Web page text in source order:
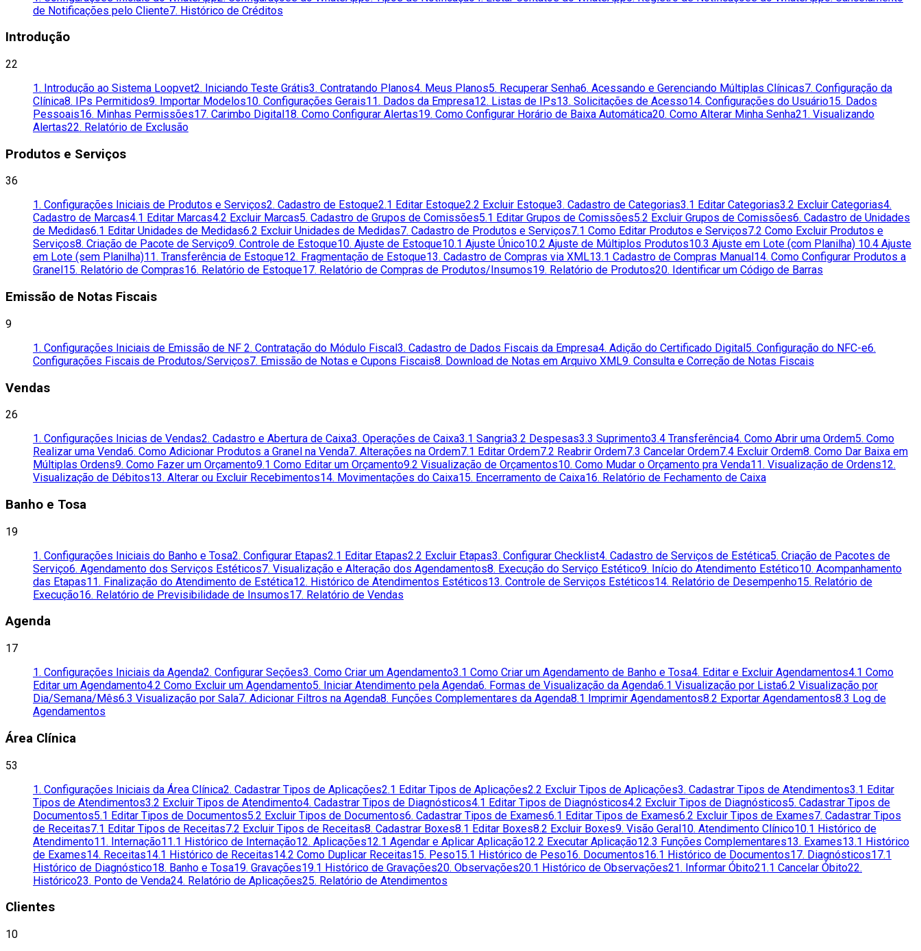
de Notificações pelo Cliente7. Histórico de Créditos
Introdução
22
1. Introdução ao Sistema Loopvet2. Iniciando Teste Grátis3. Contratando Planos4. Meus Planos5. Recuperar Senha6. Acessando e Gerenciando Múltiplas Clínicas7. Configuração da
Clínica8. IPs Permitidos9. Importar Modelos10. Configurações Gerais11. Dados da Empresa12. Listas de IPs13. Solicitações de Acesso14. Configurações do Usuário15. Dados
Pessoais16. Minhas Permissões17. Carimbo Digital18. Como Configurar Alertas19. Como Configurar Horário de Baixa Automática20. Como Alterar Minha Senha21. Visualizando
Alertas22. Relatório de Exclusão
Produtos e Serviços
36
1. Configurações Iniciais de Produtos e Serviços2. Cadastro de Estoque2.1 Editar Estoque2.2 Excluir Estoque3. Cadastro de Categorias3.1 Editar Categorias3.2 Excluir Categorias4.
Cadastro de Marcas4.1 Editar Marcas4.2 Excluir Marcas5. Cadastro de Grupos de Comissões5.1 Editar Grupos de Comissões5.2 Excluir Grupos de Comissões6. Cadastro de Unidades
de Medidas6.1 Editar Unidades de Medidas6.2 Excluir Unidades de Medidas7. Cadastro de Produtos e Serviços7.1 Como Editar Produtos e Serviços7.2 Como Excluir Produtos e
Serviços8. Criação de Pacote de Serviço9. Controle de Estoque10. Ajuste de Estoque10.1 Ajuste Único10.2 Ajuste de Múltiplos Produtos10.3 Ajuste em Lote (com Planilha) 10.4 Ajuste
em Lote (sem Planilha)11. Transferência de Estoque12. Fragmentação de Estoque13. Cadastro de Compras via XML13.1 Cadastro de Compras Manual 14. Como Configurar Produtos a
Granel 15. Relatório de Compras16. Relatório de Estoque17. Relatório de Compras de Produtos/Insumos19. Relatório de Produtos20. Identificar um Código de Barras
Emissão de Notas Fiscais
9
1. Configurações Iniciais de Emissão de NF 2. Contratação do Módulo Fiscal3. Cadastro de Dados Fiscais da Empresa4. Adição do Certificado Digital5. Configuração do NFC-e6.
Configurações Fiscais de Produtos/Serviços7. Emissão de Notas e Cupons Fiscais8. Download de Notas em Arquivo XML9. Consulta e Correção de Notas Fiscais
Vendas
26
1. Configurações Inicias de Vendas2. Cadastro e Abertura de Caixa3. Operações de Caixa3.1 Sangria3.2 Despesas3.3 Suprimento3.4 Transferência4. Como Abrir uma Ordem5. Como
Realizar uma Venda6. Como Adicionar Produtos a Granel na Venda7. Alterações na Ordem7.1 Editar Ordem7.2 Reabrir Ordem7.3 Cancelar Ordem7.4 Excluir Ordem8. Como Dar Baixa em
Múltiplas Ordens9. Como Fazer um Orçamento9.1 Como Editar um Orçamento9.2 Visualização de Orçamentos10. Como Mudar o Orçamento pra Venda11. Visualização de Ordens12.
Visualização de Débitos13. Alterar ou Excluir Recebimentos14. Movimentações do Caixa15. Encerramento de Caixa16. Relatório de Fechamento de Caixa
Banho e Tosa
19
1. Configurações Iniciais do Banho e Tosa2. Configurar Etapas2.1 Editar Etapas2.2 Excluir Etapas3. Configurar Checklist4. Cadastro de Serviços de Estética5. Criação de Pacotes de
Serviço6. Agendamento dos Serviços Estéticos7. Visualização e Alteração dos Agendamentos8. Execução do Serviço Estético9. Início do Atendimento Estético10. Acompanhamento
das Etapas11. Finalização do Atendimento de Estética12. Histórico de Atendimentos Estéticos13. Controle de Serviços Estéticos14. Relatório de Desempenho15. Relatório de
Execução16. Relatório de Previsibilidade de Insumos17. Relatório de Vendas
Agenda
17
1. Configurações Iniciais da Agenda2. Configurar Seções3. Como Criar um Agendamento3.1 Como Criar um Agendamento de Banho e Tosa4. Editar e Excluir Agendamentos4.1 Como
Editar um Agendamento4.2 Como Excluir um Agendamento5. Iniciar Atendimento pela Agenda6. Formas de Visualização da Agenda6.1 Visualização por Lista6.2 Visualização por
Dia/Semana/Mês6.3 Visualização por Sala7. Adicionar Filtros na Agenda8. Funções Complementares da Agenda8.1 Imprimir Agendamentos8.2 Exportar Agendamentos8.3 Log de
Agendamentos
Área Clínica
53
1. Configurações Iniciais da Área Clínica2. Cadastrar Tipos de Aplicações2.1 Editar Tipos de Aplicações2.2 Excluir Tipos de Aplicações3. Cadastrar Tipos de Atendimentos3.1 Editar
Tipos de Atendimentos3.2 Excluir Tipos de Atendimento4. Cadastrar Tipos de Diagnósticos4.1 Editar Tipos de Diagnósticos4.2 Excluir Tipos de Diagnósticos5. Cadastrar Tipos de
Documentos5.1 Editar Tipos de Documentos5.2 Excluir Tipos de Documentos6. Cadastrar Tipos de Exames6.1 Editar Tipos de Exames6.2 Excluir Tipos de Exames7. Cadastrar Tipos
de Receitas7.1 Editar Tipos de Receitas7.2 Excluir Tipos de Receitas8. Cadastrar Boxes8.1 Editar Boxes8.2 Excluir Boxes9. Visão Geral10. Atendimento Clínico10.1 Histórico de
Atendimento11. Internação11.1 Histórico de Internação12. Aplicações12.1 Agendar e Aplicar Aplicação12.2 Executar Aplicação12.3 Funções Complementares13. Exames13.1 Histórico
de Exames14. Receitas14.1 Histórico de Receitas14.2 Como Duplicar Receitas15. Peso15.1 Histórico de Peso16. Documentos16.1 Histórico de Documentos17. Diagnósticos17.1
Histórico de Diagnóstico18. Banho e Tosa19. Gravações19.1 Histórico de Gravações20. Observações20.1 Histórico de Observações21. Informar Óbito21.1 Cancelar Óbito22.
Histórico23. Ponto de Venda24. Relatório de Aplicações25. Relatório de Atendimentos
Clientes
10